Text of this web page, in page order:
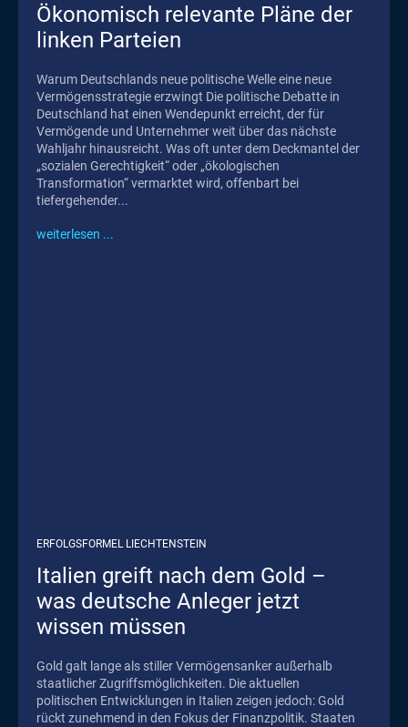
Ökonomisch relevante Pläne der
linken Parteien
Warum Deutschlands neue politische Welle eine neue
Vermögensstrategie erzwingt Die politische Debatte in
Deutschland hat einen Wendepunkt erreicht, der für
Vermögende und Unternehmer weit über das nächste
Wahljahr hinausreicht. Was oft unter dem Deckmantel der
„sozialen Gerechtigkeit“ oder „ökologischen
Transformation“ vermarktet wird, offenbart bei
tiefergehender...
weiterlesen ...
ERFOLGSFORMEL LIECHTENSTEIN
Italien greift nach dem Gold –
was deutsche Anleger jetzt
wissen müssen
Gold galt lange als stiller Vermögensanker außerhalb
staatlicher Zugriffsmöglichkeiten. Die aktuellen
politischen Entwicklungen in Italien zeigen jedoch: Gold
rückt zunehmend in den Fokus der Finanzpolitik. Staaten